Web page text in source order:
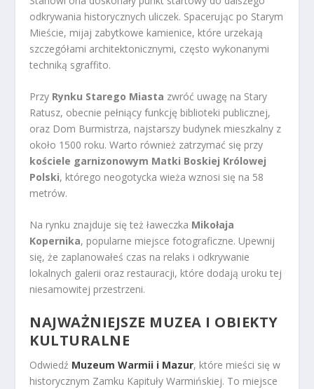
odkrywania historycznych uliczek. Spacerując po Starym
Mieście, mijaj zabytkowe kamienice, które urzekają
szczegółami architektonicznymi, często wykonanymi
techniką sgraffito.
Przy Rynku Starego Miasta zwróć uwagę na Stary
Ratusz, obecnie pełniący funkcję biblioteki publicznej,
oraz Dom Burmistrza, najstarszy budynek mieszkalny z
około 1500 roku. Warto również zatrzymać się przy
kościele garnizonowym Matki Boskiej Królowej
Polski, którego neogotycka wieża wznosi się na 58
metrów.
Na rynku znajduje się też ławeczka Mikołaja
Kopernika, popularne miejsce fotograficzne. Upewnij
się, że zaplanowałeś czas na relaks i odkrywanie
lokalnych galerii oraz restauracji, które dodają uroku tej
niesamowitej przestrzeni.
NAJWAŻNIEJSZE MUZEA I OBIEKTY
KULTURALNE
Odwiedź Muzeum Warmii i Mazur, które mieści się w
historycznym Zamku Kapituły Warmińskiej. To miejsce